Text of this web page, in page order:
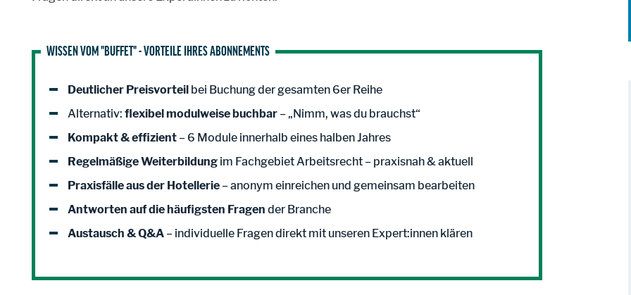
WISSEN VOM "BUFFET" - VORTEILE IHRES ABONNEMENTS
Deutlicher Preisvorteil bei Buchung der gesamten 6er Reihe
Alternativ: flexibel modulweise buchbar – „Nimm, was du brauchst“
Kompakt & effizient – 6 Module innerhalb eines halben Jahres
Regelmäßige Weiterbildung im Fachgebiet Arbeitsrecht – praxisnah & aktuell
Praxisfälle aus der Hotellerie – anonym einreichen und gemeinsam bearbeiten
Antworten auf die häufigsten Fragen der Branche
Austausch & Q&A – individuelle Fragen direkt mit unseren Expert:innen klären